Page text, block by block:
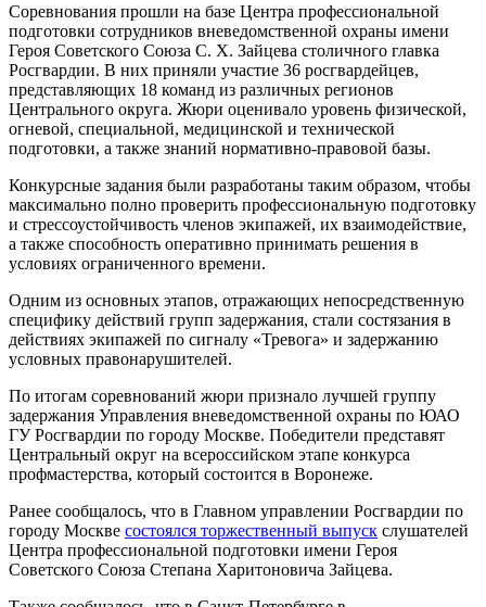
Соревнования прошли на базе Центра профессиональной
подготовки сотрудников вневедомственной охраны имени
Героя Советского Союза С. Х. Зайцева столичного главка
Росгвардии. В них приняли участие 36 росгвардейцев,
представляющих 18 команд из различных регионов
Центрального округа. Жюри оценивало уровень физической,
огневой, специальной, медицинской и технической
подготовки, а также знаний нормативно-правовой базы.
Конкурсные задания были разработаны таким образом, чтобы
максимально полно проверить профессиональную подготовку
и стрессоустойчивость членов экипажей, их взаимодействие,
а также способность оперативно принимать решения в
условиях ограниченного времени.
Одним из основных этапов, отражающих непосредственную
специфику действий групп задержания, стали состязания в
действиях экипажей по сигналу «Тревога» и задержанию
условных правонарушителей.
По итогам соревнований жюри признало лучшей группу
задержания Управления вневедомственной охраны по ЮАО
ГУ Росгвардии по городу Москве. Победители представят
Центральный округ на всероссийском этапе конкурса
профмастерства, который состоится в Воронеже.
Ранее сообщалось, что в Главном управлении Росгвардии по
городу Москве состоялся торжественный выпуск слушателей
Центра профессиональной подготовки имени Героя
Советского Союза Степана Харитоновича Зайцева.